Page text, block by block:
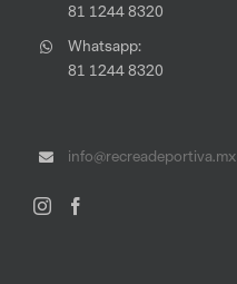
81 1244 8320
Whatsapp:
81 1244 8320
info@recreadeportiva.mx